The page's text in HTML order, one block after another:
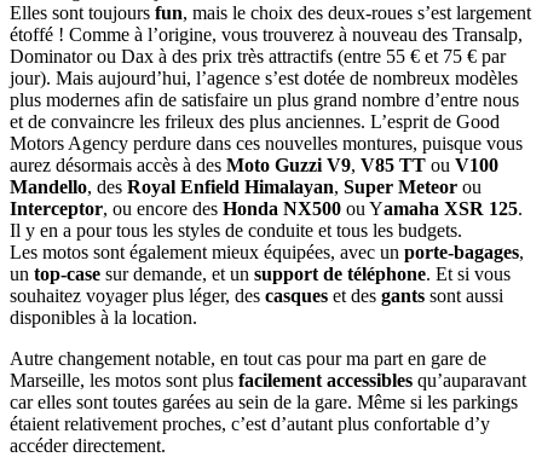
Elles sont toujours fun, mais le choix des deux-roues s’est largement
étoffé ! Comme à l’origine, vous trouverez à nouveau des Transalp,
Dominator ou Dax à des prix très attractifs (entre 55 € et 75 € par
jour). Mais aujourd’hui, l’agence s’est dotée de nombreux modèles
plus modernes afin de satisfaire un plus grand nombre d’entre nous
et de convaincre les frileux des plus anciennes. L’esprit de Good
Motors Agency perdure dans ces nouvelles montures, puisque vous
aurez désormais accès à des Moto Guzzi V9, V85 TT ou V100
Mandello, des Royal Enfield Himalayan, Super Meteor ou
Interceptor, ou encore des Honda NX500 ou Yamaha XSR 125.
Il y en a pour tous les styles de conduite et tous les budgets.
Les motos sont également mieux équipées, avec un porte-bagages,
un top-case sur demande, et un support de téléphone. Et si vous
souhaitez voyager plus léger, des casques et des gants sont aussi
disponibles à la location.
Autre changement notable, en tout cas pour ma part en gare de
Marseille, les motos sont plus facilement accessibles qu’auparavant
car elles sont toutes garées au sein de la gare. Même si les parkings
étaient relativement proches, c’est d’autant plus confortable d’y
accéder directement.